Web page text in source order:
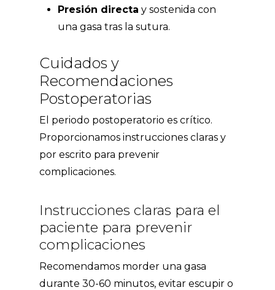
Presión directa y sostenida con
una gasa tras la sutura.
Cuidados y
Recomendaciones
Postoperatorias
El periodo postoperatorio es crítico.
Proporcionamos instrucciones claras y
por escrito para prevenir
complicaciones.
Instrucciones claras para el
paciente para prevenir
complicaciones
Recomendamos morder una gasa
durante 30-60 minutos, evitar escupir o